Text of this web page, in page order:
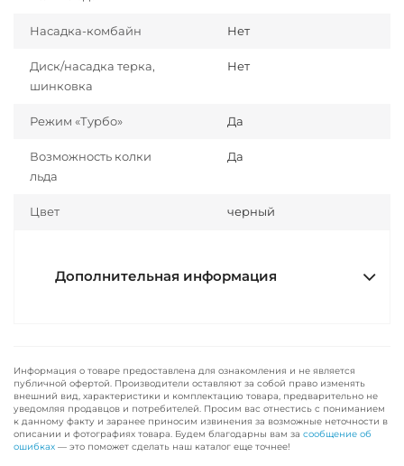
Насадка-комбайн Нет
Диск/насадка терка,
шинковка
Нет
Режим «Турбо» Да
Возможность колки
льда
Да
Цвет черный
Дополнительная информация
Информация о товаре предоставлена для ознакомления и не является
публичной офертой. Производители оставляют за собой право изменять
внешний вид, характеристики и комплектацию товара, предварительно не
уведомляя продавцов и потребителей. Просим вас отнестись с пониманием
к данному факту и заранее приносим извинения за возможные неточности в
описании и фотографиях товара. Будем благодарны вам за сообщение об
ошибках — это поможет сделать наш каталог еще точнее!